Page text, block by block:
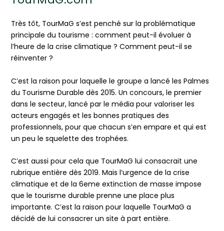
Très tôt, TourMaG s’est penché sur la problématique
principale du tourisme : comment peut-il évoluer à
l’heure de la crise climatique ? Comment peut-il se
réinventer ?
C’est la raison pour laquelle le groupe a lancé les Palmes
du Tourisme Durable dès 2015. Un concours, le premier
dans le secteur, lancé par le média pour valoriser les
acteurs engagés et les bonnes pratiques des
professionnels, pour que chacun s’en empare et qui est
un peu le squelette des trophées.
C’est aussi pour cela que TourMaG lui consacrait une
rubrique entière dès 2019. Mais l’urgence de la crise
climatique et de la 6eme extinction de masse impose
que le tourisme durable prenne une place plus
importante. C’est la raison pour laquelle TourMaG a
décidé de lui consacrer un site à part entière.